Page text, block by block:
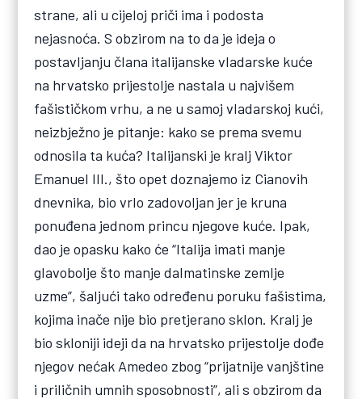
strane, ali u cijeloj priči ima i podosta
nejasnoća. S obzirom na to da je ideja o
postavljanju člana italijanske vladarske kuće
na hrvatsko prijestolje nastala u najvišem
fašističkom vrhu, a ne u samoj vladarskoj kući,
neizbježno je pitanje: kako se prema svemu
odnosila ta kuća? Italijanski je kralj Viktor
Emanuel III., što opet doznajemo iz Cianovih
dnevnika, bio vrlo zadovoljan jer je kruna
ponuđena jednom princu njegove kuće. Ipak,
dao je opasku kako će “Italija imati manje
glavobolje što manje dalmatinske zemlje
uzme”, šaljući tako određenu poruku fašistima,
kojima inače nije bio pretjerano sklon. Kralj je
bio skloniji ideji da na hrvatsko prijestolje dođe
njegov nećak Amedeo zbog “prijatnije vanjštine
i priličnih umnih sposobnosti”, ali s obzirom da